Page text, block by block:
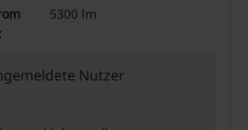
5300 lm
Nutzer